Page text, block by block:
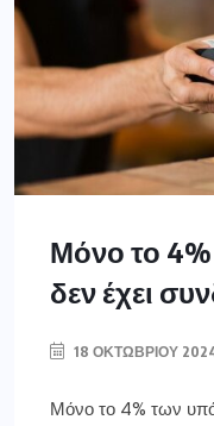
Μόνο το
δεν έχει
18 ΟΚΤΩΒΡΊΟΥ
Μόνο το 4% των